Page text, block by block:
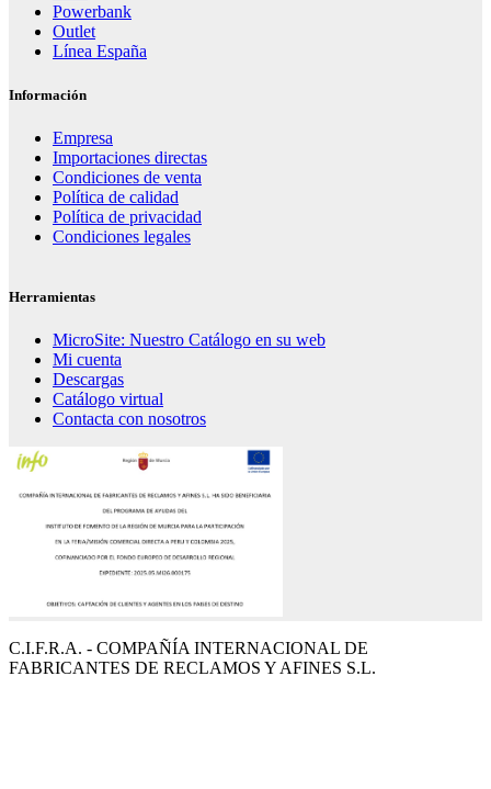
Powerbank
Outlet
Línea España
Información
Empresa
Importaciones directas
Condiciones de venta
Política de calidad
Política de privacidad
Condiciones legales
Herramientas
MicroSite: Nuestro Catálogo en su web
Mi cuenta
Descargas
Catálogo virtual
Contacta con nosotros
C.I.F.R.A. - COMPAÑÍA INTERNACIONAL DE
FABRICANTES DE RECLAMOS Y AFINES S.L.